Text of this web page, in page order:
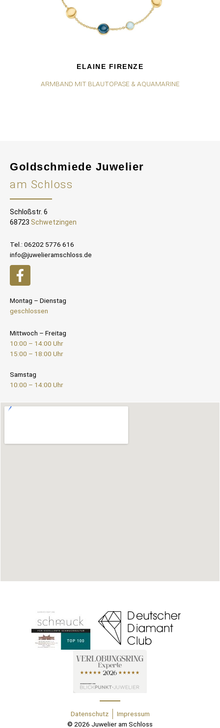
ELAINE FIRENZE
ARMBAND MIT BLAUTOPASE & AQUAMARINE
Goldschmiede Juwelier
am Schloss
Schloßstr. 6
68723 Schwetzingen
Tel.: 06202 5776 616
info@juwelieramschloss.de
Montag – Dienstag
geschlossen
Mittwoch – Freitag
10:00 – 14:00 Uhr
15:00 – 18:00 Uhr
Samstag
10:00 – 14:00 Uhr
Datenschutz
Impressum
© 2026 Juwelier am Schloss